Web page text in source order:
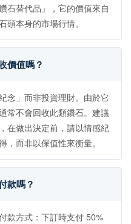
石替代品」，它的價值來自
頭本身的市場行情。
價值嗎？
念」而非投資理財。由於它
常不會回收此類鑽石。建議
在做出決定前，請以情感紀
，而非以保值性來衡量。
款嗎？
款方式：下訂時支付 50%